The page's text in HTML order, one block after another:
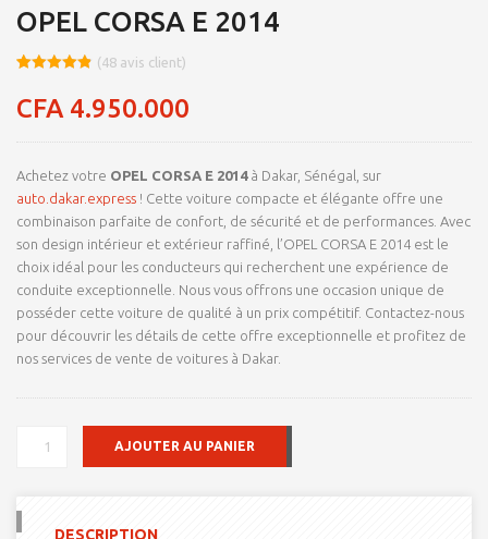
OPEL CORSA E 2014
sur 5
basé sur
client
(48 avis client)
CFA 4.950.000
Achetez votre OPEL CORSA E 2014à Dakar, Sénégal, sur
auto.dakar.express ! Cette voiture compacte et élégante offre une
combinaison parfaite de confort, de sécurité et de performances. Avec
son design intérieur et extérieur raffiné, l’OPEL CORSA E 2014 est le
choix idéal pour les conducteurs qui recherchent une expérience de
conduite exceptionnelle. Nous vous offrons une occasion unique de
posséder cette voiture de qualité à un prix compétitif. Contactez-nous
pour découvrir les détails de cette offre exceptionnelle et profitez de
nos services de vente de voitures à Dakar.
QUANTITÉ
AJOUTER AU PANIER
DESCRIPTION